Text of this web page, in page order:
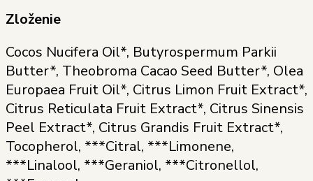
Zloženie
Cocos Nucifera Oil*, Butyrospermum Parkii
Butter*, Theobroma Cacao Seed Butter*, Olea
Europaea Fruit Oil*, Citrus Limon Fruit Extract*,
Citrus Reticulata Fruit Extract*, Citrus Sinensis
Peel Extract*, Citrus Grandis Fruit Extract*,
Tocopherol, ***Citral, ***Limonene,
***Linalool, ***Geraniol, ***Citronellol,